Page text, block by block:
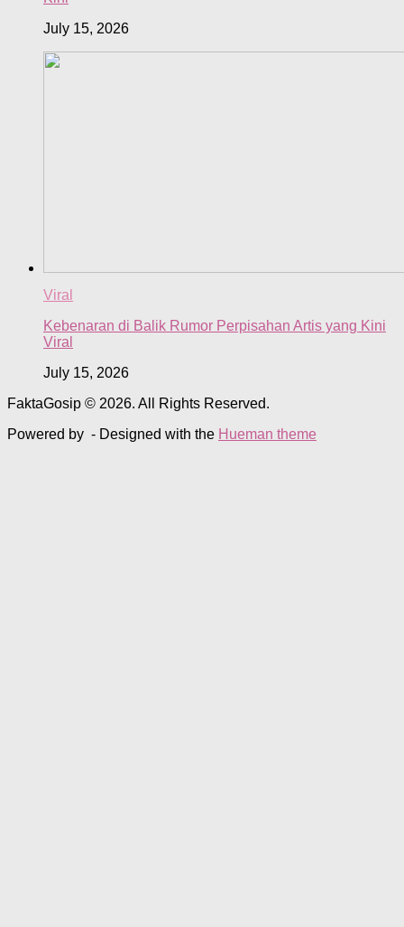
July 15, 2026
Viral
Kebenaran di Balik Rumor Perpisahan Artis yang Kini
Viral
July 15, 2026
FaktaGosip © 2026. All Rights Reserved.
Powered by - Designed with the Hueman theme